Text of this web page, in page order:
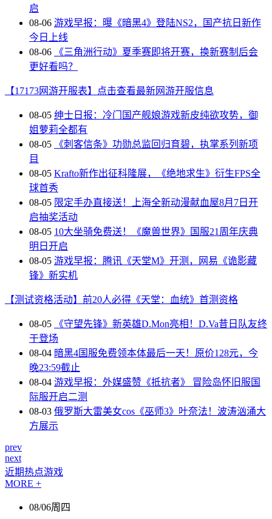
启
08-06 游戏早报：曝《暗黑4》登陆NS2，国产抗日新作
今日上线
08-06
《三角洲行动》夏季赛即将开赛，换新赛制后会
更好看吗？
【17173网游开服表】点击查看最新网游开服信息
08-05 绅士日报：冷门国产舰娘游戏新皮纯欲攻势，御
姐萝莉全都有
08-05
《刺客信条》功勋总监回归育碧，执掌系列新项
目
08-05 Krafto新作出征科隆展，《绝地求生》衍生FPS全
球首秀
08-05 限定手办直接送！上海全新动漫献血屋8月7日开
启抽奖活动
08-05 10大坐骑免费送！《魔兽世界》国服21周年庆典
明日开启
08-05 游戏早报：腾讯《天堂M》开测，网易《诡影藏
锋》新实机
【测试资格活动】前20人必得《天堂：血统》首测资格
08-05
《守望先锋》新英雄D.Mon亮相！D.Va昔日队友终
于登场
08-04 暗黑4国服免费领本体最后一天！原价128元，今
晚23:59截止
08-04 游戏早报：外媒盛赞《抵抗者》 冒险岛怀旧服国
际服开启二测
08-03 俄罗斯大雷美女cos《巫师3》叶奈法！波涛汹涌大
方展示
prev
next
近期热点游戏
MORE +
08/06周四